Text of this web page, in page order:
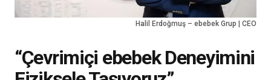
Halil Erdoğmuş – ebebek Grup | CEO
“Çevrimiçi ebebek Deneyimini